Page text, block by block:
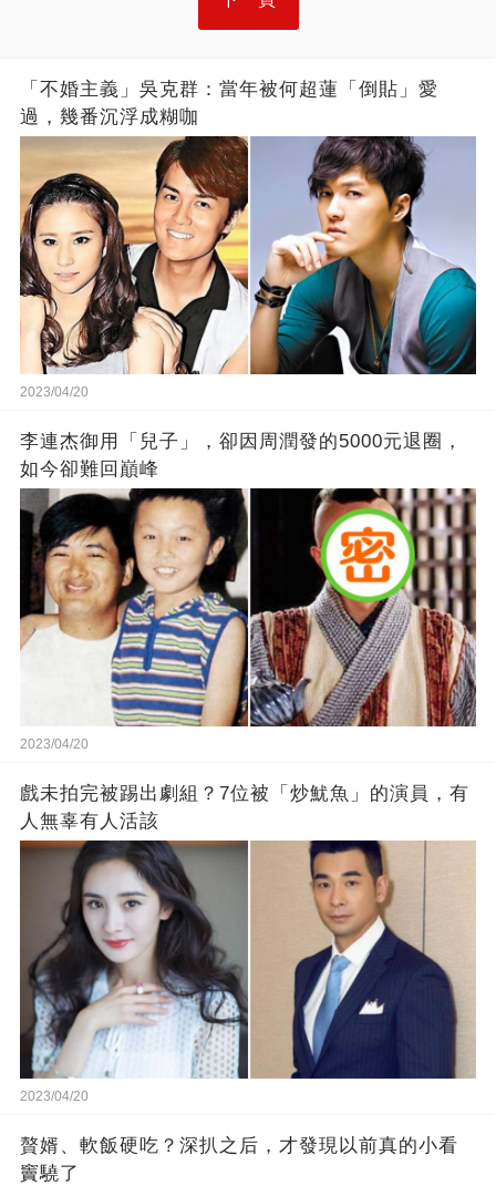
「不婚主義」吳克群：當年被何超蓮「倒貼」愛
過，幾番沉浮成糊咖
2023/04/20
李連杰御用「兒子」，卻因周潤發的5000元退圈，
如今卻難回巔峰
2023/04/20
戲未拍完被踢出劇組？7位被「炒魷魚」的演員，有
人無辜有人活該
2023/04/20
贅婿、軟飯硬吃？深扒之后，才發現以前真的小看
竇驍了